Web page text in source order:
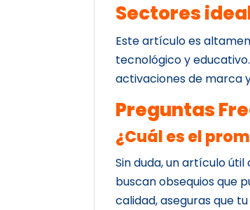
Sectores
Este artículo es
tecnológico y
activaciones de marca
Preguntas
¿Cuál es el
Sin duda, un artículo
buscan obsequios que
calidad, aseguras que